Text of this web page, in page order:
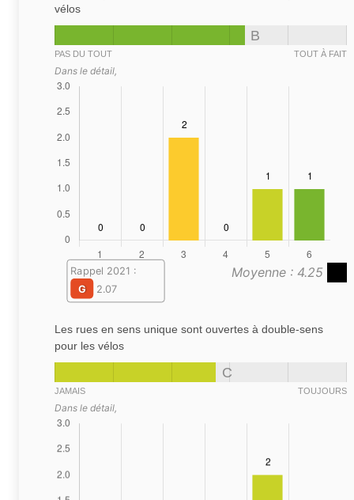
vélos
B
PAS DU TOUT TOUT À FAIT
Dans le détail,
Moyenne : 4.25
Rappel 2021 :
G
2.07
Les rues en sens unique sont ouvertes à double-sens
pour les vélos
C
JAMAIS TOUJOURS
Dans le détail,